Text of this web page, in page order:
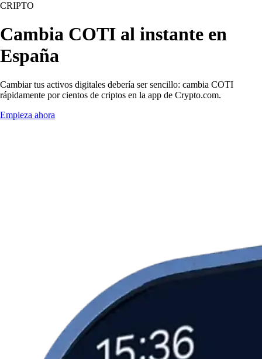
CRIPTO
Cambia COTI al instante en
España
Cambiar tus activos digitales debería ser sencillo: cambia COTI
rápidamente por cientos de criptos en la app de Crypto.com.
Empieza ahora